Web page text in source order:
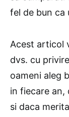
fel de bun ca
Acest articol
dvs. cu
oameni aleg
in fiecare an,
si daca